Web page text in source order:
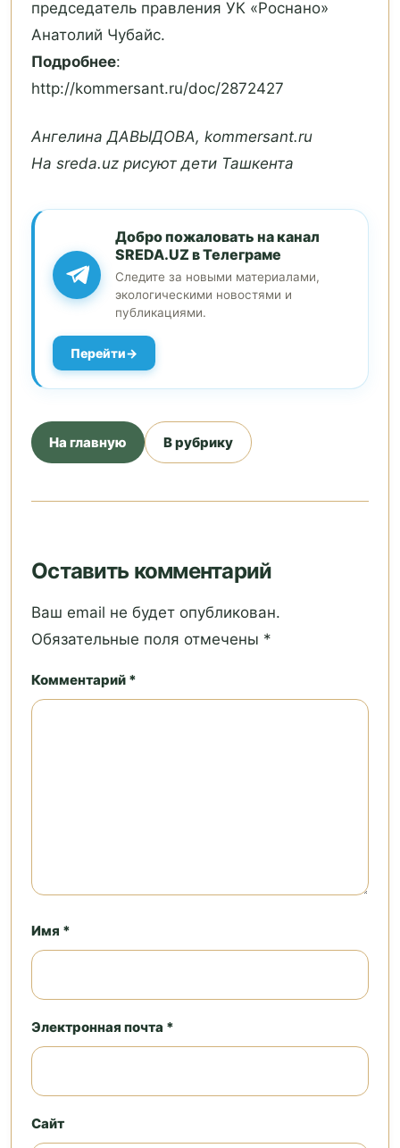
председатель правления УК «Роснано»
Анатолий Чубайс.
Подробнее:
http://kommersant.ru/doc/2872427
Ангелина ДАВЫДОВА, kommersant.ru
На sreda.uz рисуют дети Ташкента
Добро пожаловать на канал
SREDA.UZ в Телеграме
Следите за новыми материалами,
экологическими новостями и
публикациями.
Перейти
На главную В рубрику
Оставить комментарий
Ваш email не будет опубликован.
Обязательные поля отмечены *
Комментарий *
Имя *
Электронная почта *
Сайт